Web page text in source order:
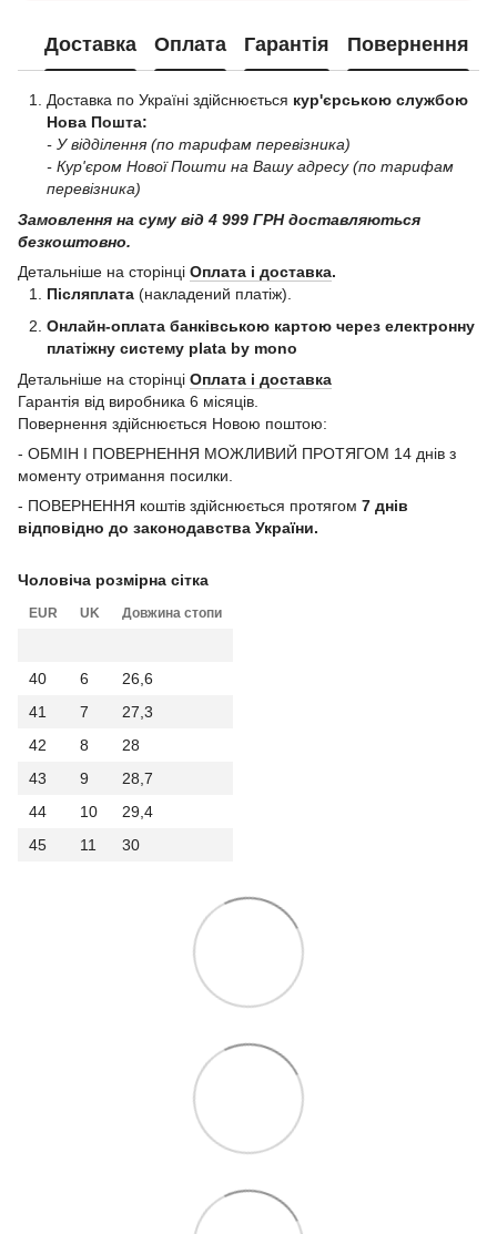
Доставка Оплата Гарантія Повернення
Доставка по Україні здійснюється кур'єрською службою
Нова Пошта:
- У відділення (по тарифам перевізника)
- Кур'єром Нової Пошти на Вашу адресу (по тарифам
перевізника)
Замовлення на суму від 4 999 ГРН доставляються
безкоштовно.
Детальніше на сторінці Оплата і доставка.
Післяплата (накладений платіж).
Онлайн-оплата банківською картою через електронну
платіжну систему plata by mono
Детальніше на сторінці Оплата і доставка
Гарантія від виробника 6 місяців.
Повернення здійснюється Новою поштою:
- ОБМІН І ПОВЕРНЕННЯ МОЖЛИВИЙ ПРОТЯГОМ 14 днів з
моменту отримання посилки.
- ПОВЕРНЕННЯ коштів здійснюється протягом 7 днів
відповідно до законодавства України.
Чоловіча розмірна сітка
EUR UK Довжина стопи
40 6
26,6
41
7
27,3
42
8
28
43
9
28,7
44
10
29,4
45
11 30